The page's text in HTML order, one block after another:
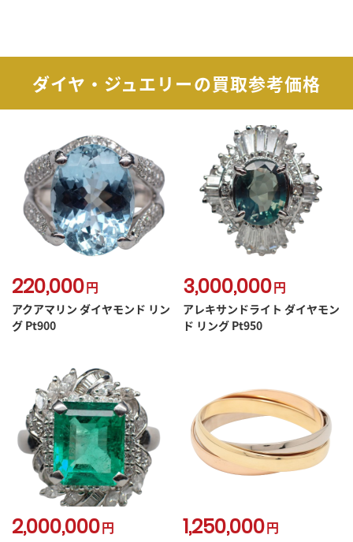
ダイヤ・ジュエリーの買取参考価格
220,000円
アクアマリン ダイヤモンド リン
グ Pt900
3,000,000円
アレキサンドライト ダイヤモン
ド リング Pt950
2,000,000円 1,250,000円